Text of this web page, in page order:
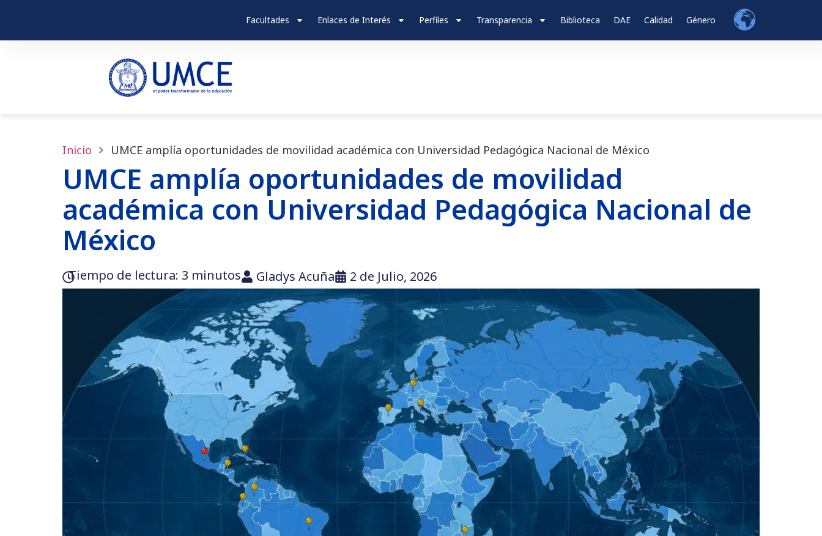
Facultades Enlaces de Interés Perfiles Transparencia Biblioteca DAE Calidad Género
Inicio UMCE amplía oportunidades de movilidad académica con Universidad Pedagógica Nacional de México
UMCE amplía oportunidades de movilidad
académica con Universidad Pedagógica Nacional de
México
Tiempo de lectura:‎ 3 minutos Gladys Acuña 2 de Julio, 2026